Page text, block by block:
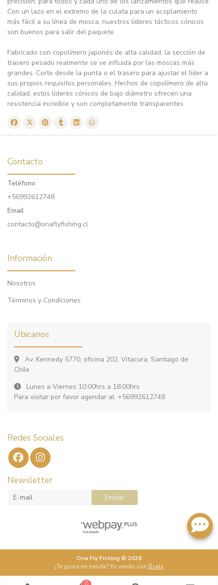
Con un lazo en el extremo de la culata para un acoplamiento
más fácil a su línea de mosca, nuestros líderes tácticos cónicos
son buenos para salir del paquete.
Fabricado con copolímero japonés de alta calidad, la sección de
trasero pesado realmente se ve influida por las moscas más
grandes. Corte desde la punta o el trasero para ajustar el líder a
sus propios requisitos personales. Hechos de copolímero de alta
calidad, estos líderes cónicos de bajo diámetro ofrecen una
resistencia increíble y son completamente transparentes.
Contacto
Teléfono
+56992612748
Email
contacto@onaflyfishing.cl
Información
Nosotros
Términos y Condiciones
Ubicanos
Av. Kennedy 5770, oficina 202, Vitacura, Santiago de
Chile
Lunes a Viernes 10:00hrs a 18:00hrs
Para visitar por favor agendar al: +56992612748
Redes Sociales
Newsletter
Enviar
Ona Fly Fishing © 2026
¿Te gusta mi tienda? Yo vendo con Bsale